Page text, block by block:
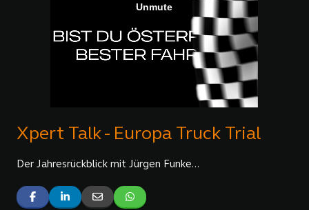
Xpert Talk - Europa Truck Trial
Der Jahresrückblick mit Jürgen Funke...